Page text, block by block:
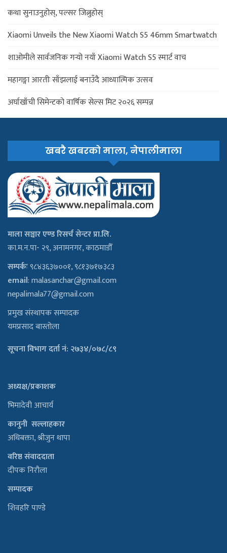
कथा सुनाउनुहोस्, पल्सर जित्नुहोस्
Xiaomi Unveils the New Xiaomi Watch S5 46mm Smartwatch
शाओमीले सार्वजनिक गर्‍यो नयाँ Xiaomi Watch S5 स्मार्ट वाच
महागङ्गा आरतीः साँझलाई बनाउँदै आध्यात्मिक उत्सव
अर्घाखाँची सिमेन्टको वार्षिक सेल्स मिट २०२६ सम्पन्न
खबरै खबरको माला, नेपालीमाला
माला सञ्चार एण्ड रिसर्च सेन्टर प्रा.लि.
का.म.न.पा- २९, अनामनगर, काठमाडौँ
सम्पर्कः९८४३६३७००१, ९८१३७१७३८३
email:malasanchar@gmail.com
nepalimala77@gmail.com
प्रमुख संस्थापक सम्पादक
यमप्रसाद बास्तोला
सूचना विभाग दर्ता नं: २७३४/०७८/८९
अध्यक्ष/प्रकाशक
भिमादेवी आचार्य
कानुनी सल्लाहकार
अधिबक्ता, श्रीजुन थापा
वरिष्ठ संवाददाता
दीपक निरौला
सम्पादक
शिवहरि पाण्डे